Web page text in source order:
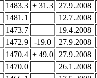
1483.3 + 31.3 27.9.2008
1481.1 12.7.2008
1473.7 19.4.2008
1472.9 -19.0 27.9.2008
1470.4 + 49.0 27.9.2008
1470.0 26.1.2008